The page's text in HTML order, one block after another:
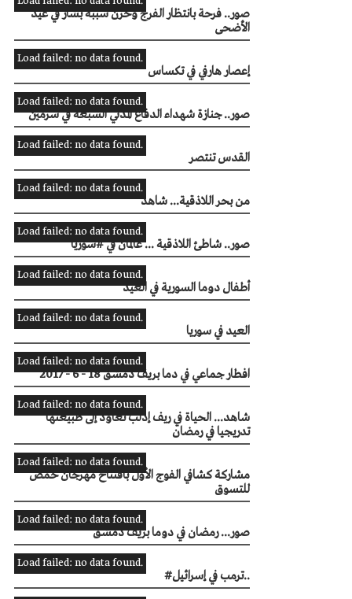
صور.. فرحة بانتظار الفرج وحزن سببه بشار في عيد
الأضحى
Load failed: no data found.
إعصار هارفي في تكساس
Load failed: no data found.
صور.. جنازة شهداء الدفاع المدني السبعة في سرمين
Load failed: no data found.
القدس تنتصر
Load failed: no data found.
من بحر اللاذقية... شاهد
Load failed: no data found.
صور.. شاطئ اللاذقية ... عالمان في #سوريا
Load failed: no data found.
أطفال دوما السورية في العيد
Load failed: no data found.
العيد في سوريا
Load failed: no data found.
افطار جماعي في دما بريف دمشق 18 - 6 - 2017
Load failed: no data found.
شاهد... الحياة في ريف إدلب تعاود إلى طبيعتها
تدريجيا في رمضان
Load failed: no data found.
مشاركة كشافي الفوج الأول بافتتاح مهرجان حمص
للتسوق
Load failed: no data found.
صور... رمضان في دوما بريف دمشق
Load failed: no data found.
#ترمب في إسرائيل..